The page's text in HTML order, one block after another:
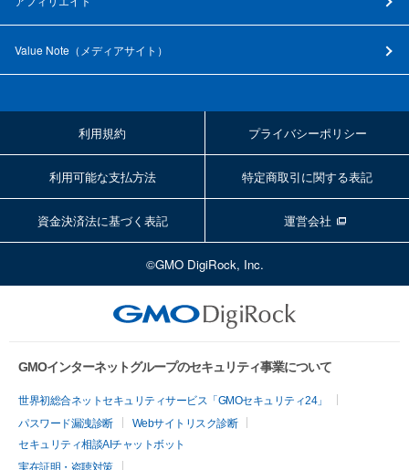
Value Note（ メディアサイト ）
利用規約 プライバシーポリシー
利用可能な支払方法 特定商取引に関する表記
資金決済法に基づく表記 運営会社
©GMO DigiRock, Inc.
GMOインターネットグループのセキュリティ事業について
世界初総合ネットセキュリティサービス「GMOセキュリティ24」
パスワード漏洩診断
Webサイトリスク診断
セキュリティ相談AIチャットボット
実在証明・盗聴対策